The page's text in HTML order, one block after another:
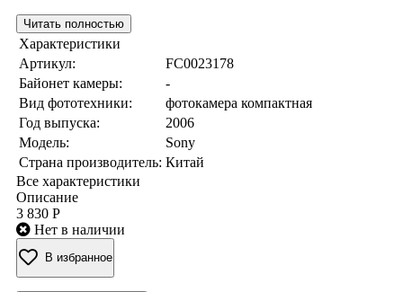
Читать полностью
Характеристики
Артикул:
FC0023178
Байонет камеры:
-
Вид фототехники:
фотокамера компактная
Год выпуска:
2006
Модель:
Sony
Страна производитель: Китай
Все характеристики
Описание
3 830 Р
Нет в наличии
В избранное